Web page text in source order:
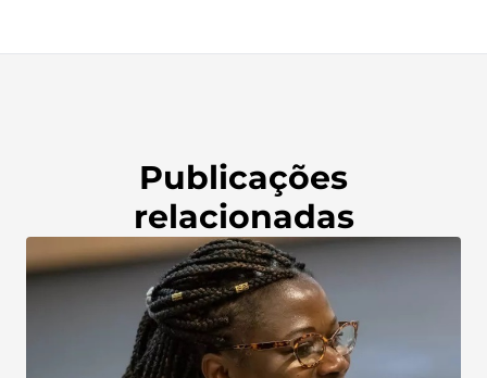
Publicações
relacionadas